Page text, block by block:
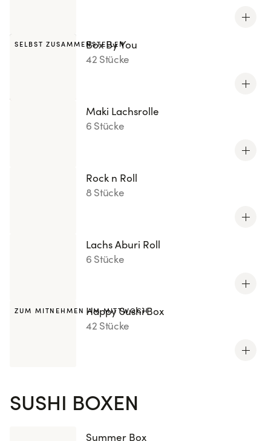
SELBST ZUSAMMENSTELLEN
Box By You
42 Stücke
Maki Lachsrolle
6 Stücke
Rock n Roll
8 Stücke
Lachs Aburi Roll
6 Stücke
ZUM MITNEHMEN AM MITTWOCH
Happy Sushi Box
42 Stücke
SUSHI BOXEN
Summer Box